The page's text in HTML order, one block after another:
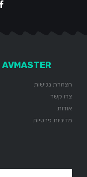
AVMASTER
הצהרת נגישות
צרו קשר
אודות
מדיניות פרטיות